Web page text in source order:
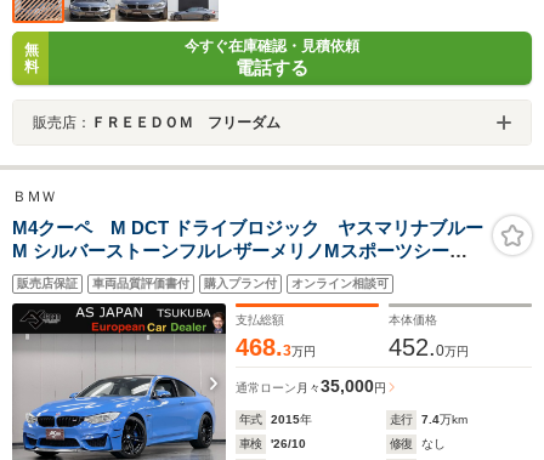
無
料
今すぐ在庫確認・見積依頼
電話する
販売店： ＦＲＥＥＤＯＭ フリーダム
ＢＭＷ
M4クーペ M DCT ドライブロジック ヤスマリナブルー
M シルバーストーンフルレザーメリノMスポーツシート
Mライトアロイ鍛造19AW アダプティブLEDヘッドライト
純正ナビ DTV BT&USB音楽 CD&DVD ETC Bカメラ 前後
ソナー 禁煙車 記録簿
販売店保証 車両品質評価書付 購入プラン付 オンライン相談可
支払総額
468.3万円
本体価格
452.0万円
通常ローン 月々35,000円
年式 2015年 走行 7.4万km
車検
'26/10 修復
なし